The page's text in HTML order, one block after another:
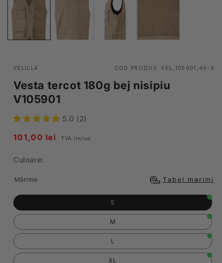
VELILLA COD PRODUS:VEL_105901_46-S
Vesta tercot 180g bej nisipiu
V105901
5.0 (2)
Pret
101,00 lei TVA inclus.
Culoare:
Mărime Tabel marimi
S
M
L
XL